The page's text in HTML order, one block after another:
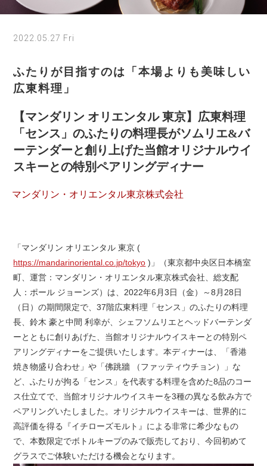
2022.05.27 Fri
ふたりが目指すのは「本場よりも美味しい
広東料理」
【マンダリン オリエンタル 東京】広東料理
「センス」のふたりの料理長がソムリエ&バ
ーテンダーと創り上げた当館オリジナルウイ
スキーとの特別ペアリングディナー
マンダリン・オリエンタル東京株式会社
「マンダリン オリエンタル 東京 (
https://mandarinoriental.co.jp/tokyo )」（東京都中央区日本橋室
町、運営：マンダリン・オリエンタル東京株式会社、総支配
人：ポール ジョーンズ）は、2022年6月3日（金）～8月28日
（日）の期間限定で、37階広東料理「センス」のふたりの料理
長、鈴木 豪と中間 利幸が、シェフソムリエとヘッドバーテンダ
ーとともに創りあげた、当館オリジナルウイスキーとの特別ペ
アリングディナーをご提供いたします。本ディナーは、「香港
焼き物盛り合わせ」や「佛跳牆 （ファッティウチョン）」な
ど、ふたりが拘る「センス」を代表する料理を含めた8品のコー
ス仕立てで、当館オリジナルウイスキーを3種の異なる飲み方で
ペアリングいたしました。オリジナルウイスキーは、世界的に
高評価を得る『イチローズモルト』による非常に希少なもの
で、本数限定でボトルキープのみで販売しており、今回初めて
グラスでご体験いただける機会となります。